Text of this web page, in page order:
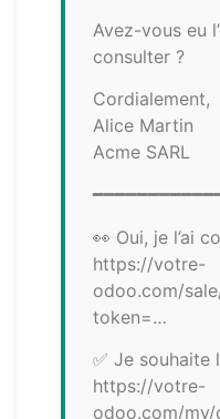
Avez-vous eu
consulter ?
Cordialement,
Alice Martin
Acme SARL
👀 Oui, je l’ai
https://votre-
odoo.com/
token=…
✅ Je souhaite
https://votre-
odoo.com/